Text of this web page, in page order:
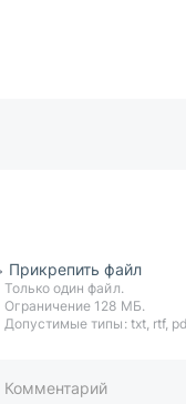
Прикрепить файл
Только один файл.
Ограничение 128 МБ.
Допустимые типы: txt, rtf,
Комментарий
пример: 89511234567 или